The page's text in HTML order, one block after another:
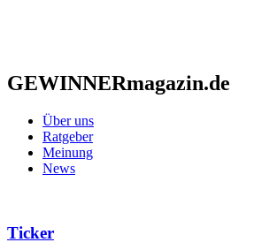
GEWINNERmagazin.de
Über uns
Ratgeber
Meinung
News
Ticker